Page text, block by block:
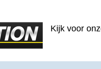
Kijk voor